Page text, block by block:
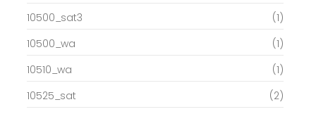
10500_sat3
(1)
10500_wa
(1)
10510_wa
(1)
10525_sat
(2)